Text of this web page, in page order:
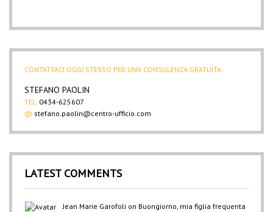
CONTATTACI OGGI STESSO PER UNA CONSULENZA GRATUITA
STEFANO PAOLIN
TEL. 0434-625607
@ stefano.paolin@centro-ufficio.com
LATEST COMMENTS
Jean Marie Garofoli on Buongiorno, mia figlia frequenta